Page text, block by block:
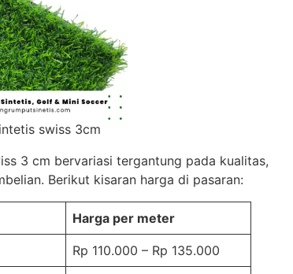
swiss 3cm
3 cm bervariasi tergantung pada kualitas,
Berikut kisaran harga di pasaran:
Harga per meter
Rp 110.000 – Rp 135.000